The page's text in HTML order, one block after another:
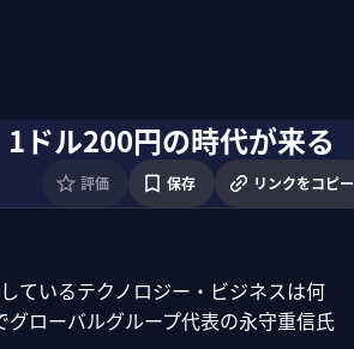
ドル200円の時代が来る
評価 保存 リンクをコピー
ているテクノロジー・ビジネスは何
ローバルグループ代表の永守重信氏